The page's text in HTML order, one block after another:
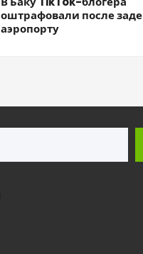
оштрафовали после
аэропорту